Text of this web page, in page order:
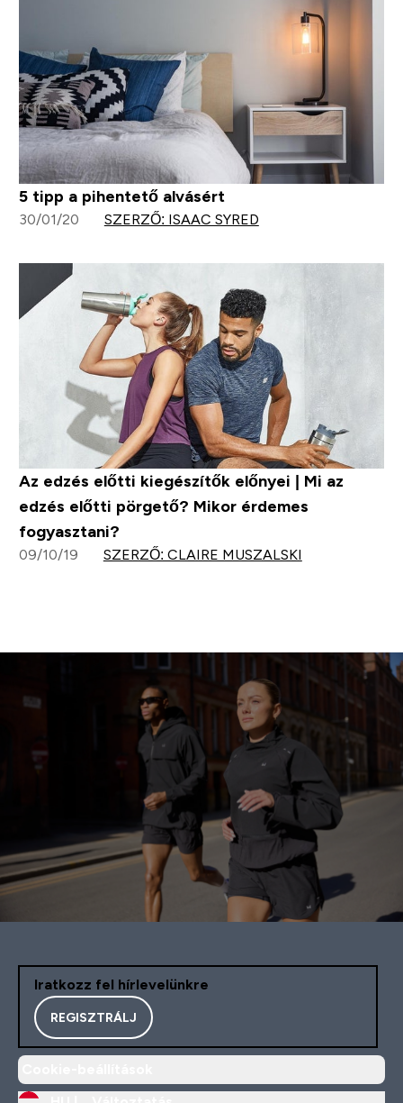
5 tipp a pihentető alvásért
30/01/20 SZERZŐ: ISAAC SYRED
Az edzés előtti kiegészítők előnyei | Mi az
edzés előtti pörgető? Mikor érdemes
fogyasztani?
09/10/19 SZERZŐ: CLAIRE MUSZALSKI
Iratkozz fel hírlevelünkre
REGISZTRÁLJ